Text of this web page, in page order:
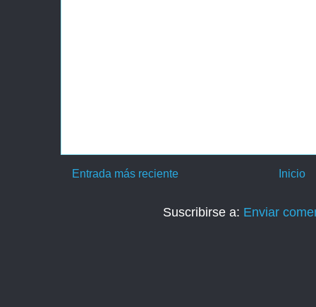
Entrada más reciente Inicio
Suscribirse a: Enviar